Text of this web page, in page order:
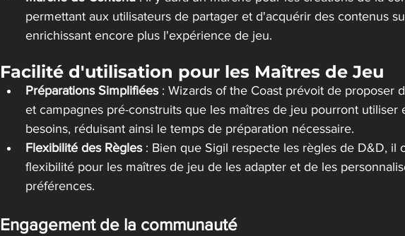
permettant aux utilisateurs de partager et d'acquérir des contenus
enrichissant encore plus l'expérience de jeu​​.
Facilité d'utilisation pour les Maîtres de Jeu
Préparations Simplifiées : Wizards of the Coast prévoit de proposer
et campagnes pré-construits que les maîtres de jeu pourront utiliser
besoins, réduisant ainsi le temps de préparation nécessaire​​.
Flexibilité des Règles : Bien que Sigil respecte les règles de D&D, il
flexibilité pour les maîtres de jeu de les adapter et de les
préférences​​.
Engagement de la communauté